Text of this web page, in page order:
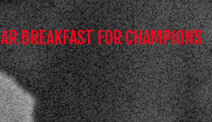
BREAKFAST FOR CHAMPIONS